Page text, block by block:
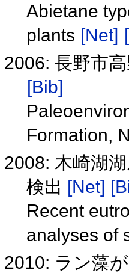
Abietane
plants [Net]
2006: 長野市
[Bib]
Formation,
2008: 木崎湖
検出 [Net]
Recent
analyses of
2010: ラン藻